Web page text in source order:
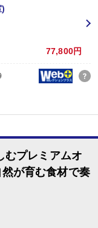
人がそれぞれの“時”のス
料がかかります。※施設
)
77,800円
むプレミアムオ
が育む食材で奏